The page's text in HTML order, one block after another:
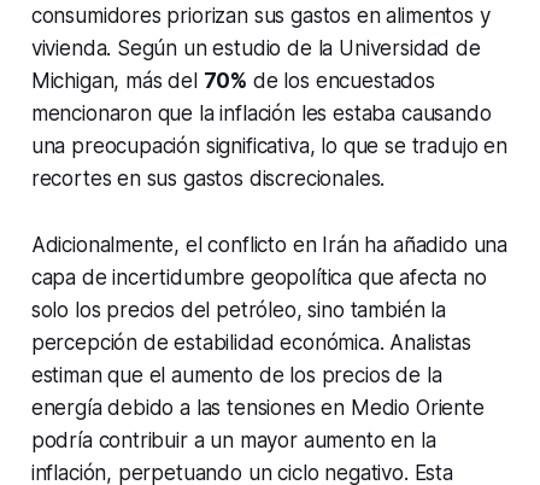
consumidores priorizan sus gastos en alimentos y
vivienda. Según un estudio de la Universidad de
Michigan, más del 70% de los encuestados
mencionaron que la inflación les estaba causando
una preocupación significativa, lo que se tradujo en
recortes en sus gastos discrecionales.
Adicionalmente, el conflicto en Irán ha añadido una
capa de incertidumbre geopolítica que afecta no
solo los precios del petróleo, sino también la
percepción de estabilidad económica. Analistas
estiman que el aumento de los precios de la
energía debido a las tensiones en Medio Oriente
podría contribuir a un mayor aumento en la
inflación, perpetuando un ciclo negativo. Esta